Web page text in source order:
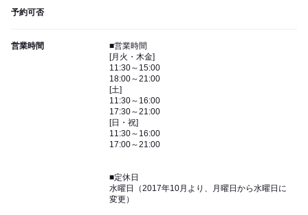
予約可否
営業時間
■営業時間
[月火・木金]
11:30～15:00
18:00～21:00
[土]
11:30～16:00
17:30～21:00
[日・祝]
11:30～16:00
17:00～21:00
■定休日
水曜日（2017年10月より、月曜日から水曜日に
変更）